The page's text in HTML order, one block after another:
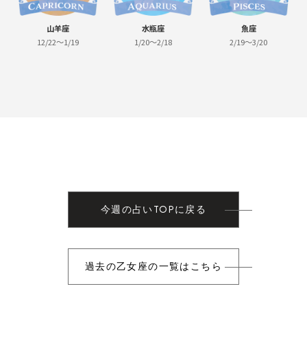
山羊座
12/22～1/19
水瓶座
1/20～2/18
魚座
2/19～3/20
今週の占いTOPに戻る
過去の乙女座の一覧はこちら